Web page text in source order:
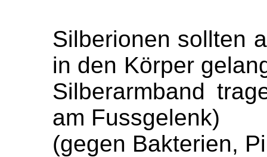
Silberionen sollten
in den Körper
Silberarmband
am Fussgelenk)
(gegen Bakterien,